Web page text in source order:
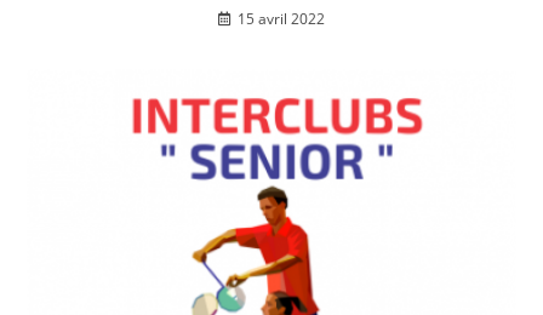
15 avril 2022